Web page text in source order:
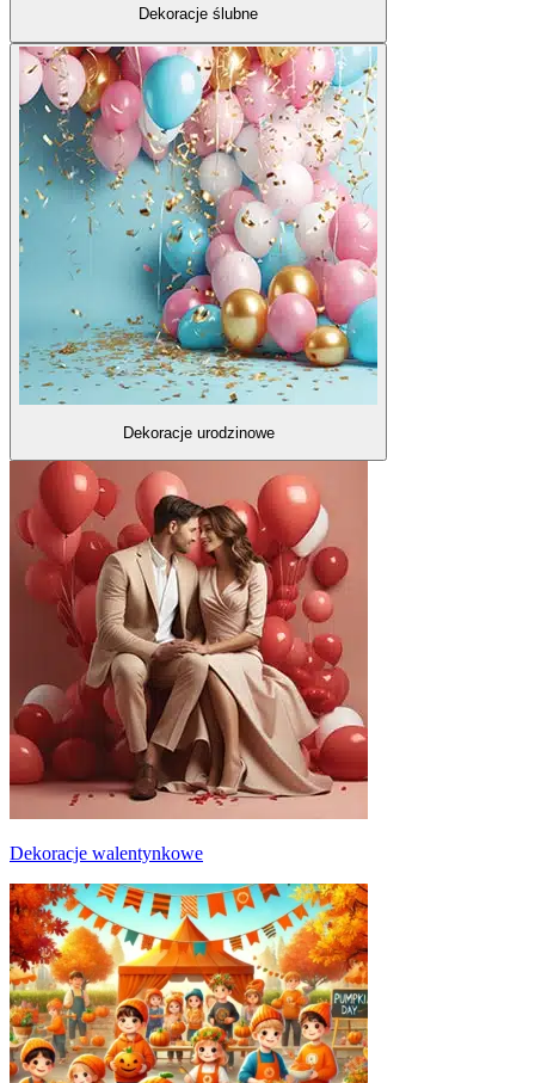
Dekoracje ślubne
Dekoracje urodzinowe
Dekoracje walentynkowe